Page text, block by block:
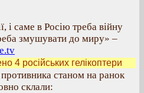
і саме в Росію треба війну
змушувати до миру» –
4 російських гелікоптери
противника станом на ранок
склали: